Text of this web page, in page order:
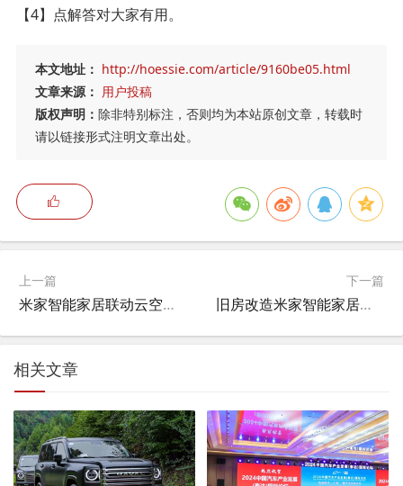
【4】点解答对大家有用。
本文地址： http://hoessie.com/article/9160be05.html
文章来源： 用户投稿
版权声明： 除非特别标注，否则均为本站原创文章，转载时
请以链接形式注明文章出处。
上一篇
米家智能家居联动云空调怎么用,米家温湿度计如何联动空调？
下一篇
旧房改造米家智能家居多少钱,小米智能家居怎么改电？
相关文章